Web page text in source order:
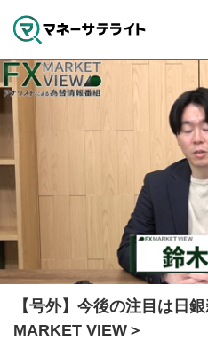
【号外】今後の注目は日
MARKET VIEW＞